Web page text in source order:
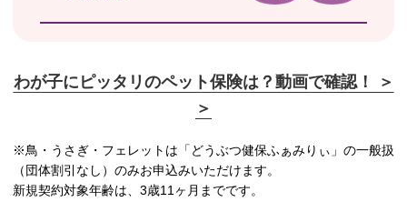
わが子にピッタリのペット保険は？動画で確認！ ＞
＞
※鳥・うさぎ・フェレットは「どうぶつ健保ふぁみりぃ」の一般扱
（団体割引なし）のみお申込みいただけます。
新規契約対象年齢は、3歳11ヶ月までです。